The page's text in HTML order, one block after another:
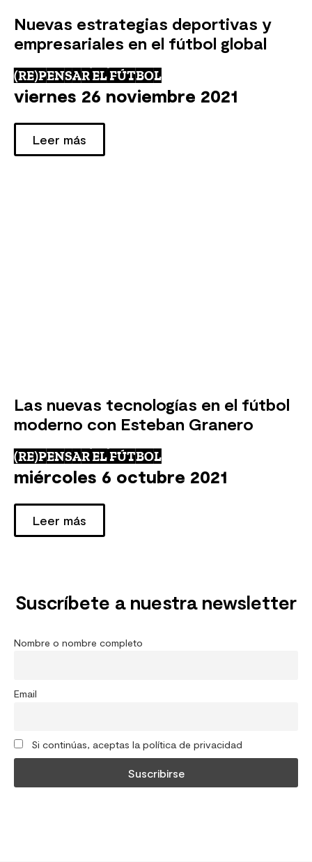
Nuevas estrategias deportivas y
empresariales en el fútbol global
(RE)PENSAR EL FÚTBOL
viernes 26 noviembre 2021
Leer más
Las nuevas tecnologías en el fútbol
moderno con Esteban Granero
(RE)PENSAR EL FÚTBOL
miércoles 6 octubre 2021
Leer más
Suscríbete a nuestra newsletter
Nombre o nombre completo
Email
Si continúas, aceptas la política de privacidad